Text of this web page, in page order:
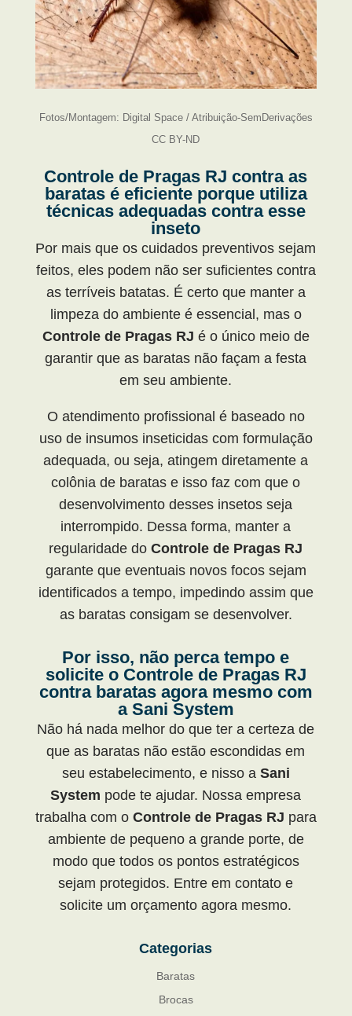
Fotos/Montagem: Digital Space / Atribuição-SemDerivações
CC BY-ND
Controle de Pragas RJ contra as
baratas é eficiente porque utiliza
técnicas adequadas contra esse
inseto
Por mais que os cuidados preventivos sejam
feitos, eles podem não ser suficientes contra
as terríveis batatas. É certo que manter a
limpeza do ambiente é essencial, mas o
Controle de Pragas RJ é o único meio de
garantir que as baratas não façam a festa
em seu ambiente.
O atendimento profissional é baseado no
uso de insumos inseticidas com formulação
adequada, ou seja, atingem diretamente a
colônia de baratas e isso faz com que o
desenvolvimento desses insetos seja
interrompido. Dessa forma, manter a
regularidade doControle de Pragas RJ
garante que eventuais novos focos sejam
identificados a tempo, impedindo assim que
as baratas consigam se desenvolver.
Por isso, não perca tempo e
solicite o Controle de Pragas RJ
contra baratas agora mesmo com
a Sani System
Não há nada melhor do que ter a certeza de
que as baratas não estão escondidas em
seu estabelecimento, e nisso a Sani
System pode te ajudar. Nossa empresa
trabalha com o Controle de Pragas RJ para
ambiente de pequeno a grande porte, de
modo que todos os pontos estratégicos
sejam protegidos. Entre em contato e
solicite um orçamento agora mesmo.
Categorias
Baratas
Brocas